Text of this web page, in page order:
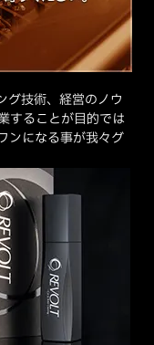
グ技術、経営のノウ
することが目的では
ンになる事が我々グ